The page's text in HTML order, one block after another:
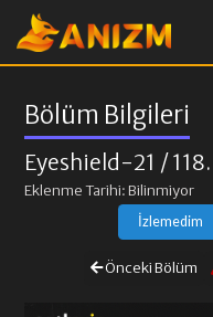
Bölüm Bilgileri
Eyeshield-21 /
Eklenme Tarihi: Bilinmiyor
İzlemedim
Önceki Bölüm